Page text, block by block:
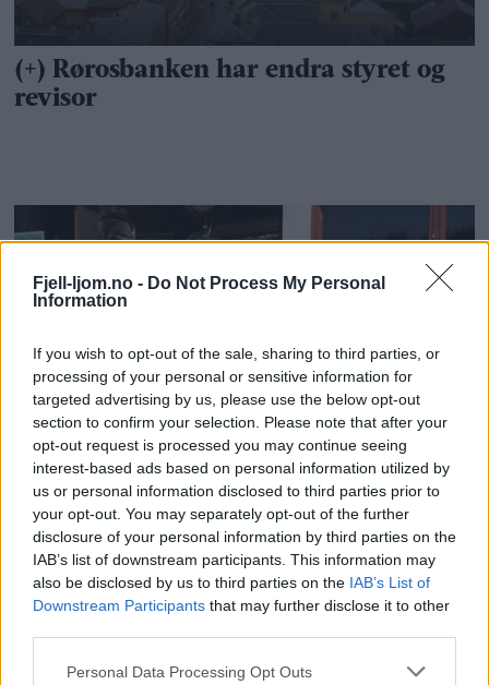
Fjell-ljom.no - Do Not Process My Personal
Information
If you wish to opt-out of the sale, sharing to third parties, or
processing of your personal or sensitive information for
targeted advertising by us, please use the below opt-out
section to confirm your selection. Please note that after your
opt-out request is processed you may continue seeing
interest-based ads based on personal information utilized by
us or personal information disclosed to third parties prior to
your opt-out. You may separately opt-out of the further
disclosure of your personal information by third parties on the
IAB’s list of downstream participants. This information may
also be disclosed by us to third parties on the IAB’s List of
Downstream Participants that may further disclose it to other
Personal Data Processing Opt Outs